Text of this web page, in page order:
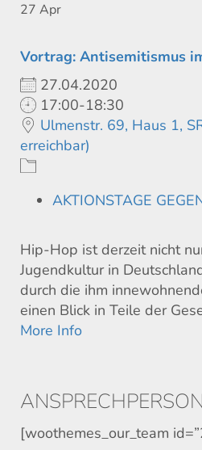
27 Apr
Vortrag: Antisemitismus
27.04.2020
17:00-18:30
Ulmenstr. 69, Haus 1,
erreichbar)
AKTIONSTAGE
Hip-Hop ist derzeit nicht
Jugendkultur in
durch die ihm
einen Blick in Teile der
More Info
[woothemes_our_team